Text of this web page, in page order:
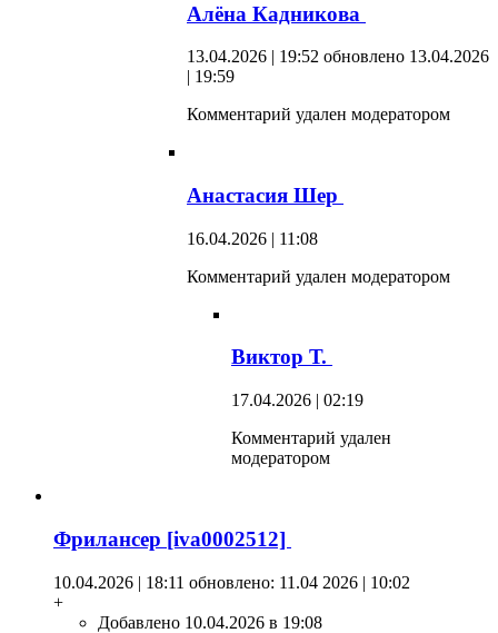
Алёна Кадникова
13.04.2026 | 19:52 обновлено 13.04.2026
| 19:59
Комментарий удален модератором
Анастасия Шер
16.04.2026 | 11:08
Комментарий удален модератором
Виктор Т.
17.04.2026 | 02:19
Комментарий удален
модератором
Фрилансер [iva0002512]
10.04.2026 | 18:11 обновлено: 11.04 2026 | 10:02
+
Добавлено 10.04.2026 в 19:08